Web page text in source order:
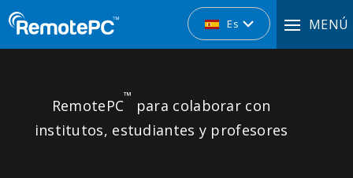
Es MENÚ
RemotePC
™
para colaborar con
institutos, estudiantes y profesores